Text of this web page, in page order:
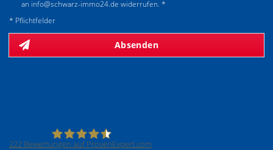
an info@schwarz-immo24.de widerrufen. *
* Pflichtfelder
Absenden
222 Bewertungen auf ProvenExpert.com